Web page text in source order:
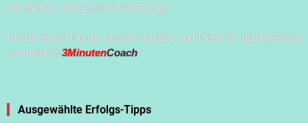
beruflichen und persönlichen Erfolg!
Hol dir jeden Tag die besten Impulse und Ideen für deinen Erfolg
von deinem 3MinutenCoach!
Ausgewählte Erfolgs-Tipps